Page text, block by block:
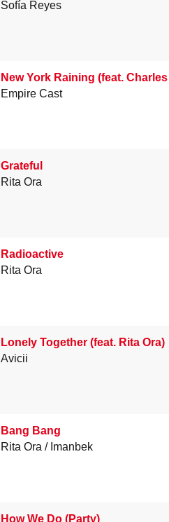
Sofía Reyes
New York Raining (feat.
Empire Cast
Grateful
Rita Ora
Radioactive
Rita Ora
Lonely Together (feat. Rita Ora)
Avicii
Bang Bang
Rita Ora
Imanbek
How We Do (Party)